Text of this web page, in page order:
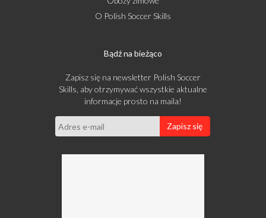
O Polish Soccer Skills
Bądź na bieżąco
Zapisz się na newsletter Polish Soccer
Skills, aby otrzymywać wszystkie aktualne
informacje prosto na maila!
Zapisz się